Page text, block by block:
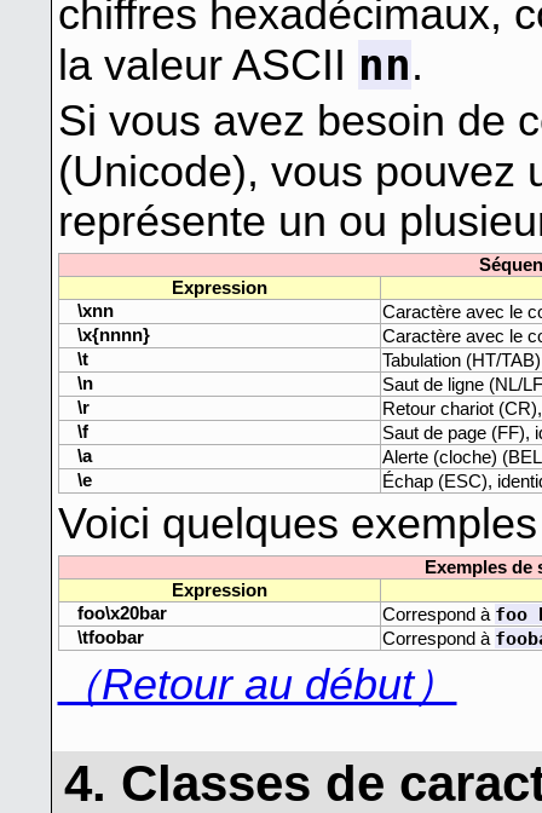
chiffres hexadécimaux,
la valeur ASCII nn.
Si vous avez besoin de
(Unicode), vous pouvez
représente un ou
Expression
\xnn
Caractère avec le
\x{nnnn}
Caractère avec le
\t
Tabulation (HT/
\n
Saut de ligne (NL/
\r
Retour chariot
\f
Saut de page (FF),
\a
Alerte (cloche)
\e
Échap (ESC),
Voici quelques
Exemples de
Expression
foo\x20bar
Correspond à foo
\tfoobar Correspond à
（Retour au début）
4. Classes de